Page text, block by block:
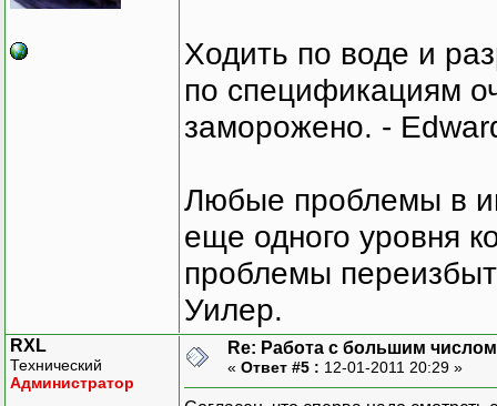
Ходить по воде и
по спецификациям
заморожено. -
Любые проблемы в
еще одного уровня
проблемы
Уилер.
RXL
Технический
Администратор
Re: Работа с большим
« Ответ #5 : 12-01-2011 20:29 »